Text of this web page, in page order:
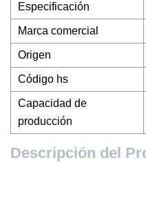
Especificación
Marca comercial
Origen
Código hs
Capacidad de
producción
Descripción del